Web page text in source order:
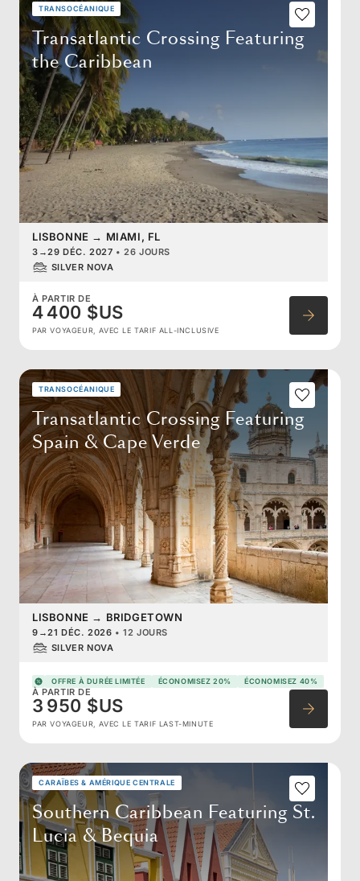
TRANSOCÉANIQUE
Transatlantic Crossing Featuring
the Caribbean
LISBONNE → MIAMI, FL
3 →29 DÉC. 2027 •26 JOURS
SILVER NOVA
À PARTIR DE
4 400 $US
PAR VOYAGEUR, AVEC LE TARIF ALL-INCLUSIVE
TRANSOCÉANIQUE
Transatlantic Crossing Featuring
Spain & Cape Verde
LISBONNE → BRIDGETOWN
9 →21 DÉC. 2026 •12 JOURS
SILVER NOVA
OFFRE À DURÉE LIMITÉE ÉCONOMISEZ 20% ÉCONOMISEZ 40%
À PARTIR DE
3 950 $US
PAR VOYAGEUR, AVEC LE TARIF LAST-MINUTE
CARAÏBES & AMÉRIQUE CENTRALE
Southern Caribbean Featuring St.
Lucia & Bequia